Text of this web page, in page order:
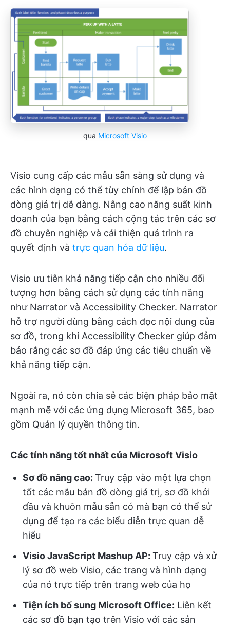
qua Microsoft Visio
Visio cung cấp các mẫu sẵn sàng sử dụng và
các hình dạng có thể tùy chỉnh để lập bản đồ
dòng giá trị dễ dàng. Nâng cao năng suất kinh
doanh của bạn bằng cách cộng tác trên các sơ
đồ chuyên nghiệp và cải thiện quá trình ra
quyết định và trực quan hóa dữ liệu.
Visio ưu tiên khả năng tiếp cận cho nhiều đối
tượng hơn bằng cách sử dụng các tính năng
như Narrator và Accessibility Checker. Narrator
hỗ trợ người dùng bằng cách đọc nội dung của
sơ đồ, trong khi Accessibility Checker giúp đảm
bảo rằng các sơ đồ đáp ứng các tiêu chuẩn về
khả năng tiếp cận.
Ngoài ra, nó còn chia sẻ các biện pháp bảo mật
mạnh mẽ với các ứng dụng Microsoft 365, bao
gồm Quản lý quyền thông tin.
Các tính năng tốt nhất của Microsoft Visio
Sơ đồ nâng cao: Truy cập vào một lựa chọn
tốt các mẫu bản đồ dòng giá trị, sơ đồ khởi
đầu và khuôn mẫu sẵn có mà bạn có thể sử
dụng để tạo ra các biểu diễn trực quan dễ
hiểu
Visio JavaScript Mashup AP: Truy cập và xử
lý sơ đồ web Visio, các trang và hình dạng
của nó trực tiếp trên trang web của họ
Tiện ích bổ sung Microsoft Office: Liên kết
các sơ đồ bạn tạo trên Visio với các sản